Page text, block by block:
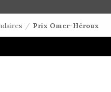
/ Prix Omer-Héroux